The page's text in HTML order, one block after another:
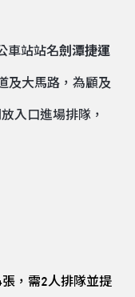
車站站名劍潭捷運
及大馬路，為顧及
放入口進場排隊，
，需2人排隊並提